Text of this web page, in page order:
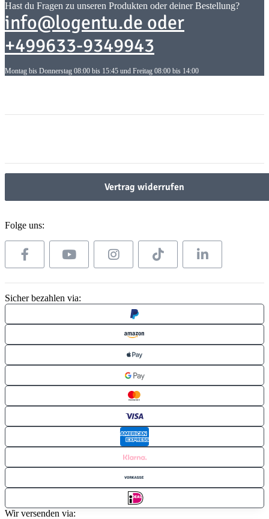
Hast du Fragen zu unseren Produkten oder deiner Bestellung?
info@logentu.de oder
+499633-9349943
Montag bis Donnerstag 08:00 bis 15:45 und Freitag 08:00 bis 14:00
Vertrag widerrufen
Folge uns:
Sicher bezahlen via:
Wir versenden via: